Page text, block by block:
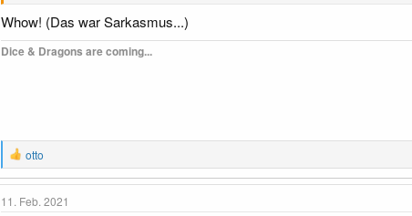
Whow! (Das war Sarkasmus...)
Dice & Dragons are coming...
R
e
a
k
t
otto
11. Feb. 2021